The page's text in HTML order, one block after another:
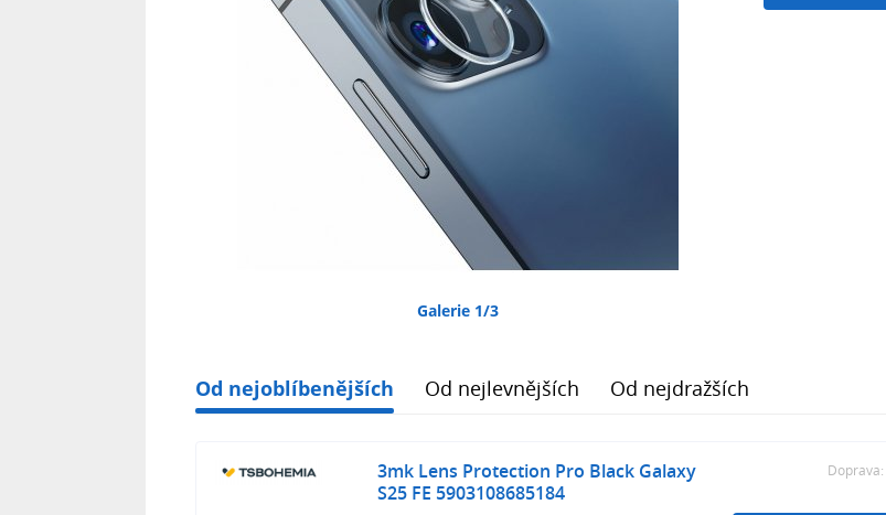
Galerie 1/3
Od nejoblíbenějších Od nejlevnějších Od nejdražších
3mk Lens Protection Pro Black Galaxy
S25 FE 5903108685184
Doprava: